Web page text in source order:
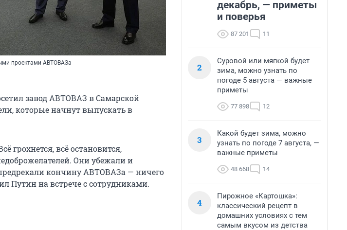
проектами АВТОВАЗа
завод АВТОВАЗ в Самарской
которые начнут выпускать в
грохнется, всё остановится,
Они убежали и
кончину АВТОВАЗа — ничего
Путин на встрече с сотрудниками.
декабрь, — приметы
и поверья
87 201 11
2
Суровой или мягкой будет
зима, можно узнать по
погоде 5 августа — важные
приметы
77 898 12
3
Какой будет зима, можно
узнать по погоде 7 августа, —
важные приметы
48 668 14
4
Пирожное «Картошка»:
классический рецепт в
домашних условиях с тем
самым вкусом из детства